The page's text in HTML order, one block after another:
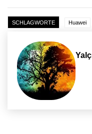
SCHLAGWORTE Huawei